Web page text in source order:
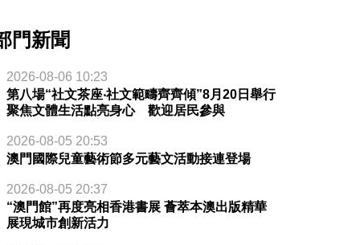
門新聞
2026-08-06 10:23
第八場“社文茶座‧社文範疇齊齊傾”8月20日舉行
聚焦文體生活點亮身心 歡迎居民參與
2026-08-05 20:53
澳門國際兒童藝術節多元藝文活動接連登場
2026-08-05 20:37
“澳門館”再度亮相香港書展 薈萃本澳出版精華
展現城市創新活力